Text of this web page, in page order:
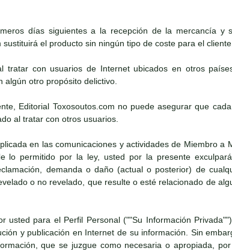
días siguientes a la recepción de la mercancía y
el producto sin ningún tipo de coste para el cliente.
tratar con usuarios de Internet ubicados en otros
otro propósito delictivo.
Editorial Toxosoutos.com no puede asegurar que
al tratar con otros usuarios.
en las comunicaciones y actividades de Miembro a
permitido por la ley, usted por la presente
demanda o daño (actual o posterior) de
o no revelado, que resulte o esté relacionado de
para el Perfil Personal (""Su Información
y publicación en Internet de su información. Sin
que se juzgue como necesaria o apropiada,